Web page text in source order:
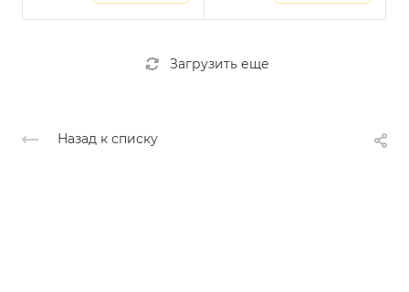
Загрузить еще
Назад к списку